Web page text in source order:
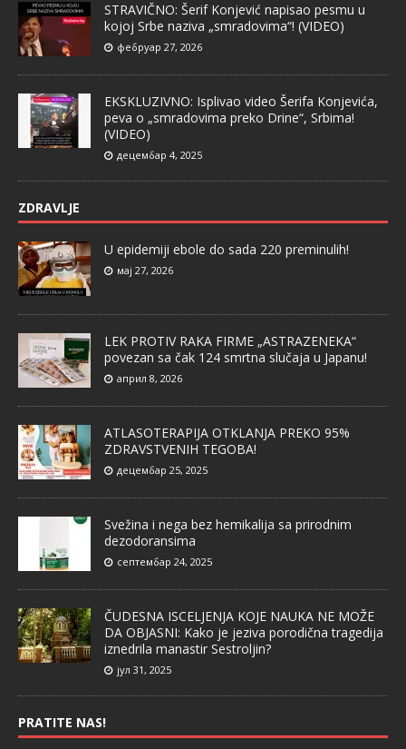
STRAVIČNO: Šerif Konjević napisao pesmu u
kojoj Srbe naziva „smradovima“! (VIDEO)
фебруар 27, 2026
EKSKLUZIVNO: Isplivao video Šerifa Konjevića,
peva o „smradovima preko Drine“, Srbima!
(VIDEO)
децембар 4, 2025
ZDRAVLJE
U epidemiji ebole do sada 220 preminulih!
мај 27, 2026
LEK PROTIV RAKA FIRME „ASTRAZENEKA“
povezan sa čak 124 smrtna slučaja u Japanu!
април 8, 2026
ATLASOTERAPIJA OTKLANJA PREKO 95%
ZDRAVSTVENIH TEGOBA!
децембар 25, 2025
Svežina i nega bez hemikalija sa prirodnim
dezodoransima
септембар 24, 2025
ČUDESNA ISCELJENJA KOJE NAUKA NE MOŽE
DA OBJASNI: Kako je jeziva porodična tragedija
iznedrila manastir Sestroljin?
јул 31, 2025
PRATITE NAS!